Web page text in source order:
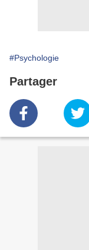
#Psychologie
Partager